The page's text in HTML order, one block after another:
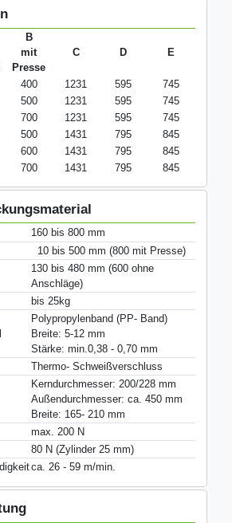
B
mit
Presse
C D E
400 1231 595
745
500 1231 595
745
700 1231 595
745
500 1431 795
845
600 1431 795
845
700 1431 795 845
160 bis 800 mm
10 bis 500 mm (800 mit Presse)
130 bis 480 mm (600 ohne
Anschläge)
bis 25kg
Polypropylenband (PP- Band)
Breite: 5-12 mm
Stärke: min.0,38 - 0,70 mm
Thermo- Schweißverschluss
Kerndurchmesser: 200/228 mm
Außendurchmesser: ca. 450 mm
Breite: 165- 210 mm
max. 200 N
80 N (Zylinder 25 mm)
ca. 26 - 59 m/min.